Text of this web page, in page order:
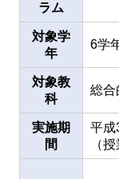
ラム
対象学
年
6学
対象教
科
総合
実施期
間
平
（